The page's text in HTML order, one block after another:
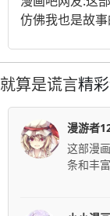
仿佛我也是故事
就算是谎言精
漫游者
这部漫
条和丰